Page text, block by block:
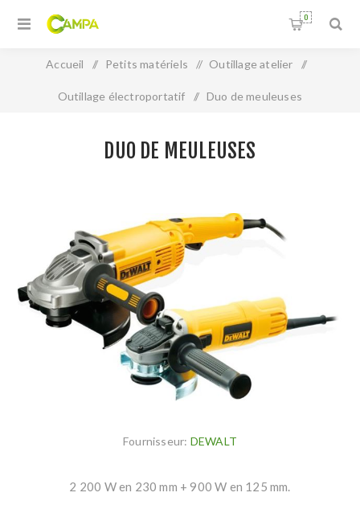
0
Accueil / Petits matériels / Outillage atelier /
Outillage électroportatif / Duo de meuleuses
DUO DE MEULEUSES
Fournisseur: DEWALT
2 200 W en 230 mm + 900 W en 125 mm.